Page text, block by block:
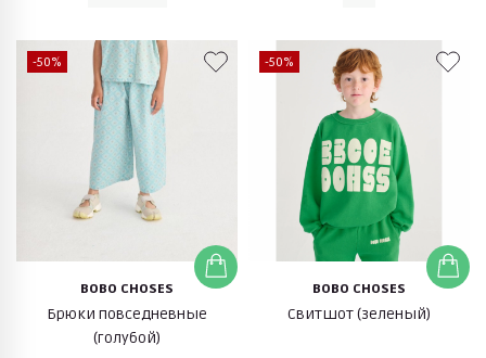
-50%
BOBO CHOSES
Брюки повседневные
(голубой)
-50%
BOBO CHOSES
Свитшот (зеленый)